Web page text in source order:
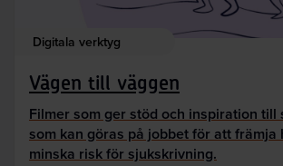
Digitala verktyg
Vägen till väggen
Filmer som ger stöd och inspiration till
som kan göras på jobbet för att främja
minska risk för sjukskrivning.